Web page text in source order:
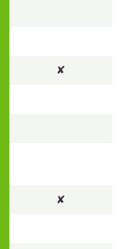
✘
✘